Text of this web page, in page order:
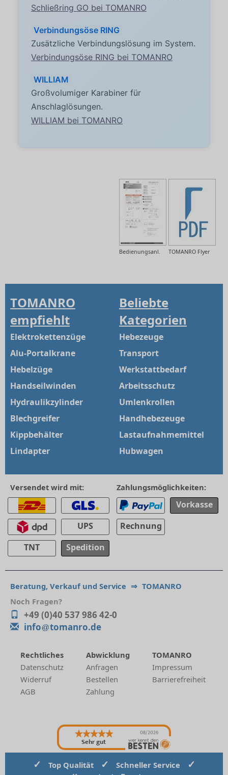
Schließring GO bei TOMANRO
Verbindungsöse RING
Zusätzliche Verbindungslösung im System.
Verbindungsöse RING bei TOMANRO
WILLIAM
Großvolumiger Karabiner für
Anschlaglösungen.
WILLIAM bei TOMANRO
TOMANRO Flyer
Bedienungsanl.
TOMANRO
empfiehlt
Elektrokettenzüge
Alu-Portalkrane
Hebelzüge
Handseilwinden
Hydraulikzylinder
Blechgreifer
Kippbehälter
Lindapter
Beliebte
Kategorien
Hebezeuge
Transport
Werkstattbedarf
Arbeitsschutz
Umlenkrollen
Handhebezeuge
Lastaufnahmemittel
Hubwagen
Versendet wird mit:
UPS
TNT
Spedition
Zahlungsmöglichkeiten:
Vorkasse
Rechnung
Beratung, Verkauf und Service ⇒ TOMANRO
Noch Fragen?
+49 (0)40 537 986 42-0
info
tomanro.de
Rechtliches
Datenschutz
Widerruf
AGB
Abwicklung
Anfragen
Bestellen
Zahlung
TOMANRO
Impressum
Barrierefreiheit
Sehr gut
08/2026
✓ Top Qualität ✓ Schneller Service ✓